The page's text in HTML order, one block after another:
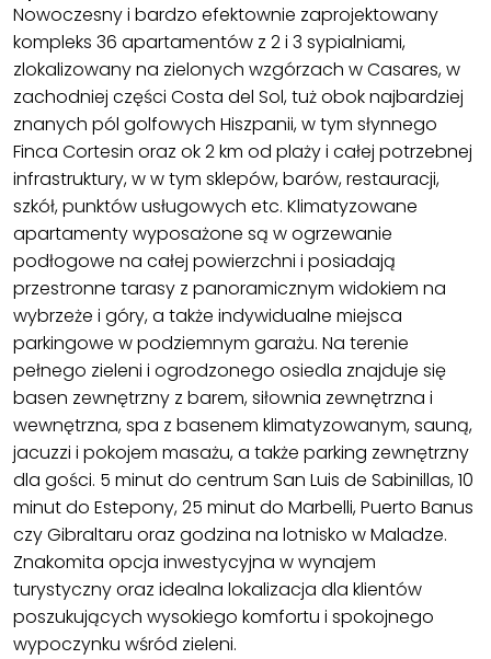
Nowoczesny i bardzo efektownie zaprojektowany
kompleks 36 apartamentów z 2 i 3 sypialniami,
zlokalizowany na zielonych wzgórzach w Casares, w
zachodniej części Costa del Sol, tuż obok najbardziej
znanych pól golfowych Hiszpanii, w tym słynnego
Finca Cortesin oraz ok 2 km od plaży i całej potrzebnej
infrastruktury, w w tym sklepów, barów, restauracji,
szkół, punktów usługowych etc. Klimatyzowane
apartamenty wyposażone są w ogrzewanie
podłogowe na całej powierzchni i posiadają
przestronne tarasy z panoramicznym widokiem na
wybrzeże i góry, a także indywidualne miejsca
parkingowe w podziemnym garażu. Na terenie
pełnego zieleni i ogrodzonego osiedla znajduje się
basen zewnętrzny z barem, siłownia zewnętrzna i
wewnętrzna, spa z basenem klimatyzowanym, sauną,
jacuzzi i pokojem masażu, a także parking zewnętrzny
dla gości. 5 minut do centrum San Luis de Sabinillas, 10
minut do Estepony, 25 minut do Marbelli, Puerto Banus
czy Gibraltaru oraz godzina na lotnisko w Maladze.
Znakomita opcja inwestycyjna w wynajem
turystyczny oraz idealna lokalizacja dla klientów
poszukujących wysokiego komfortu i spokojnego
wypoczynku wśród zieleni.